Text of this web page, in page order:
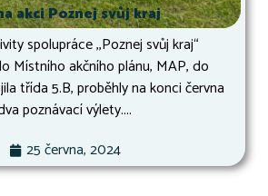
akci Poznej svůj kraj
spolupráce ,,Poznej svůj kraj“
Místního akčního plánu, MAP, do
třída 5.B, proběhly na konci června
poznávací výlety....
25 června, 2024